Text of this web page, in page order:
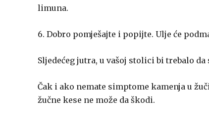
limuna.
6. Dobro pomješajte i popijte. Ulje će
Sljedećeg jutra, u vašoj stolici bi trebalo
Čak i ako nemate simptome kamenja u
žučne kese ne može da škodi.